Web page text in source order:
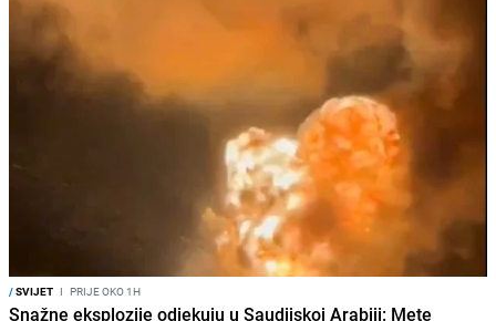
/SVIJET I PRIJE OKO 1H
Snažne eksplozije odjekuju u Saudijskoj Arabiji: Mete